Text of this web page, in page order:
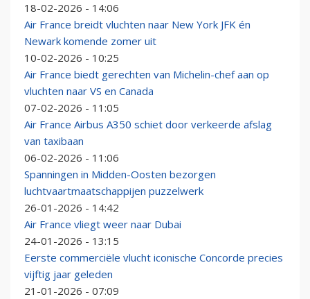
18-02-2026 - 14:06
Air France breidt vluchten naar New York JFK én
Newark komende zomer uit
10-02-2026 - 10:25
Air France biedt gerechten van Michelin-chef aan op
vluchten naar VS en Canada
07-02-2026 - 11:05
Air France Airbus A350 schiet door verkeerde afslag
van taxibaan
06-02-2026 - 11:06
Spanningen in Midden-Oosten bezorgen
luchtvaartmaatschappijen puzzelwerk
26-01-2026 - 14:42
Air France vliegt weer naar Dubai
24-01-2026 - 13:15
Eerste commerciële vlucht iconische Concorde precies
vijftig jaar geleden
21-01-2026 - 07:09